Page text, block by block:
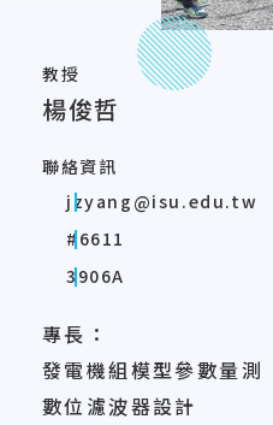
教授
楊俊哲
聯絡資訊
jzyang@isu.edu.tw
#6611
3906A
專長：
發電機組模型參數量測
數位濾波器設計